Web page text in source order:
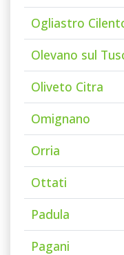
Ogliastro
Olevano sul
Oliveto Citra
Omignano
Orria
Ottati
Padula
Pagani